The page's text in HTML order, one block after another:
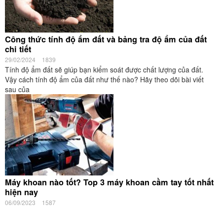
Công thức tính độ ẩm đất và bảng tra độ ẩm của đất
chi tiết
29/02/2024 1839
Tính độ ẩm đất sẽ giúp bạn kiểm soát được chất lượng của đất.
Vậy cách tính độ ẩm của đất như thế nào? Hãy theo dõi bài viết
sau của
Máy khoan nào tốt? Top 3 máy khoan cầm tay tốt nhất
hiện nay
06/09/2023 1587